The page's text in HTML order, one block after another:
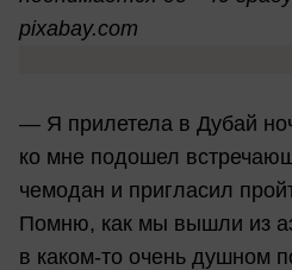
pixabay.com
— Я прилетела в Дубай
ко мне подошел
чемодан и пригласил
Помню, как мы вышли из
в каком-то очень душном